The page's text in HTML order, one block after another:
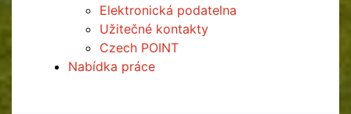
Elektronická podatelna
Užitečné kontakty
Czech POINT
Nabídka práce